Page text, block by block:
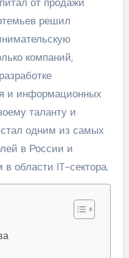
решил
компаний,
и информационных
таланту и
одним из самых
в России и
области IT-сектора.